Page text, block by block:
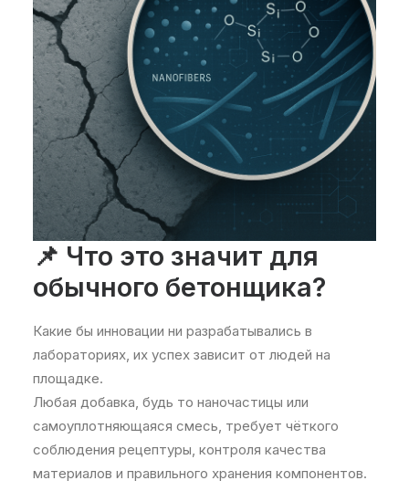
📌 Что это значит для
обычного бетонщика?
Какие бы инновации ни разрабатывались в
лабораториях, их успех зависит от людей на
площадке.
Любая добавка, будь то наночастицы или
самоуплотняющаяся смесь, требует чёткого
соблюдения рецептуры, контроля качества
материалов и правильного хранения компонентов.